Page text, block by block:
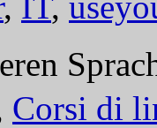
Corsi di